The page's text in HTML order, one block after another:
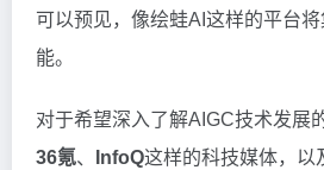
可以预见，像绘蛙AI这样的平台
能。
对于希望深入了解AIGC技术发展
36氪、 InfoQ这样的科技媒体，以